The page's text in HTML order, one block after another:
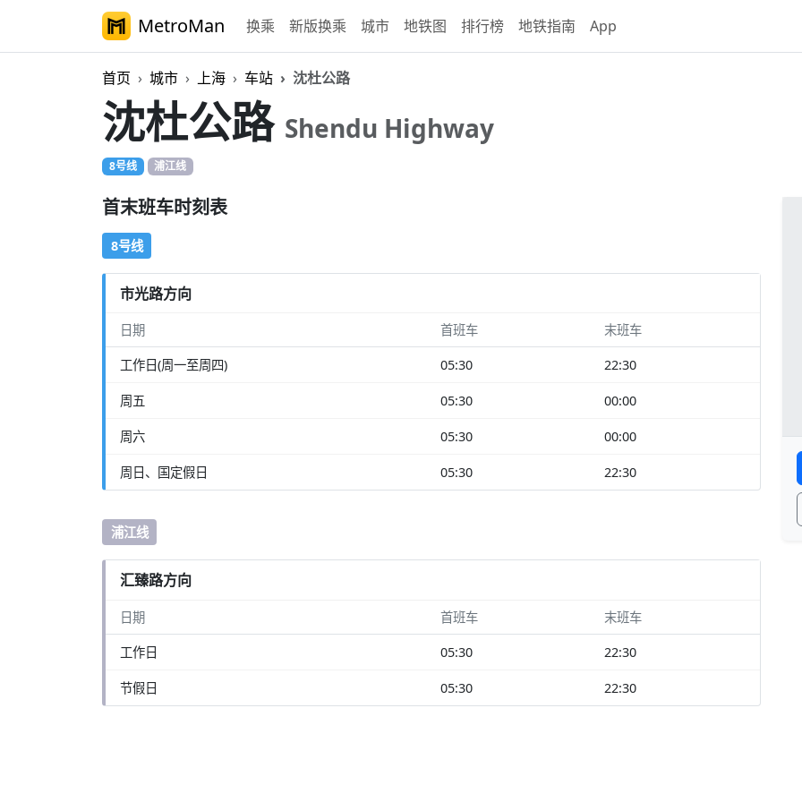
MetroMan 换乘 新版换乘 城市 地铁图 排行榜 地铁指南 App
首页 城市 上海 车站 沈杜公路
沈杜公路 Shendu Highway
8号线 浦江线
首末班车时刻表
8号线
市光路方向
日期 首班车 末班车
工作日(周一至周四) 05:30 22:30
周五 05:30 00:00
周六 05:30 00:00
周日、国定假日 05:30 22:30
浦江线
汇臻路方向
日期 首班车 末班车
工作日 05:30 22:30
节假日 05:30 22:30